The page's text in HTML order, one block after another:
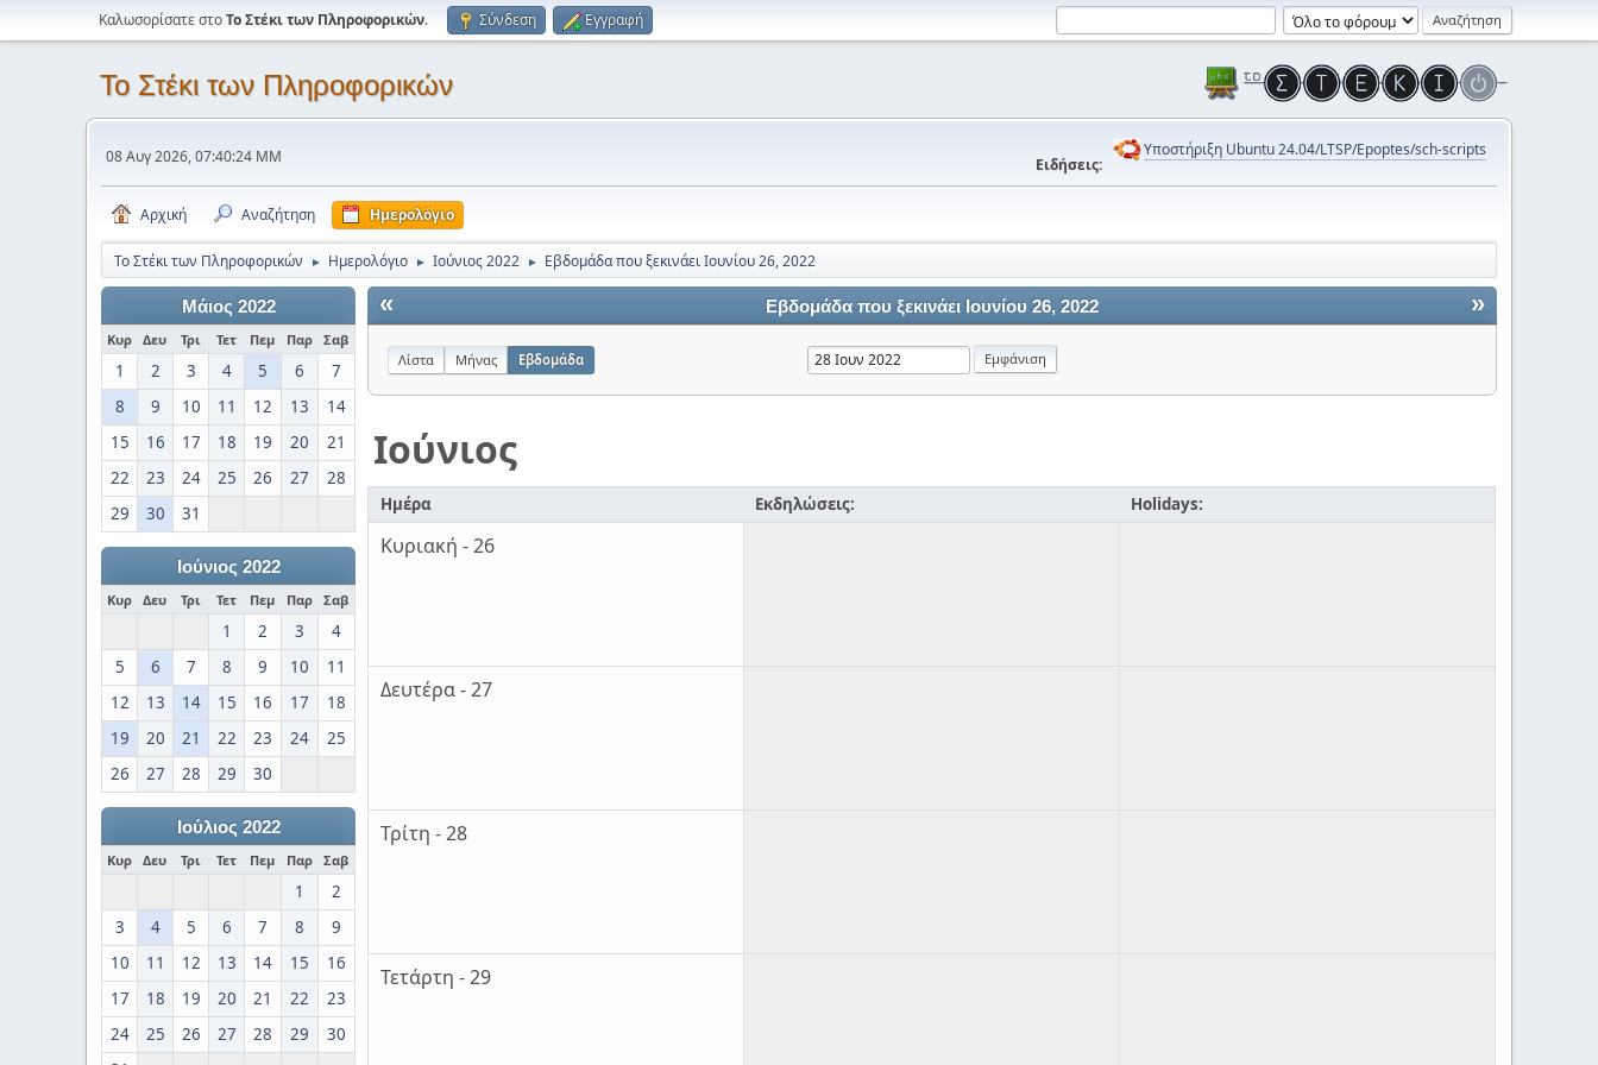
Καλωσορίσατε στοΤο Στέκι των Πληροφορικών. Σύνδεση Εγγραφή
Το Στέκι των Πληροφορικών
08 Αυγ 2026, 07:40:24 ΜΜ Ειδήσεις:
Υποστήριξη Ubuntu 24.04/LTSP/Epoptes/sch-scripts
Αρχική Αναζήτηση Ημερολόγιο
Το Στέκι των Πληροφορικών ► Ημερολόγιο ► Ιούνιος 2022 ► Εβδομάδα που ξεκινάει Ιουνίου 26, 2022
Μάιος 2022
Κυρ Δευ Τρι Τετ Πεμ Παρ Σαβ
1 2 3 4 5 6
7
8
9 10 11 12 13
14
15
16 17 18 19 20
21
22
23 24 25 26 27
28
29
30 31
Ιούνιος 2022
Κυρ Δευ Τρι Τετ Πεμ Παρ Σαβ
1 2 3
4
5
6 7 8 9 10
11
12
13 14 15 16 17
18
19
20 21 22 23 24
25
26
27 28 29 30
Ιούλιος 2022
Κυρ Δευ Τρι Τετ Πεμ Παρ Σαβ
1
2
3
4 5 6 7 8
9
10
11 12 13 14 15
16
17
18 19 20 21 22
23
24
25 26 27 28 29
30
« »
Εβδομάδα που ξεκινάει Ιουνίου 26, 2022
Λίστα Μήνας Εβδομάδα
Ιούνιος
Ημέρα Εκδηλώσεις: Holidays:
Κυριακή - 26
Δευτέρα - 27
Τρίτη - 28
Τετάρτη - 29